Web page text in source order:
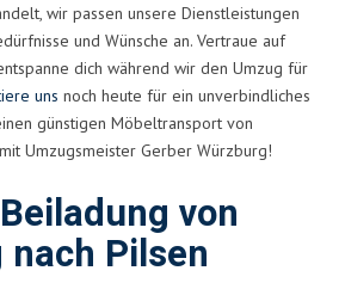
wir passen unsere Dienstleistungen
und Wünsche an. Vertraue auf
dich während wir den Umzug für
uns noch heute für ein unverbindliches
günstigen Möbeltransport von
Umzugsmeister Gerber Würzburg!
von
Pilsen